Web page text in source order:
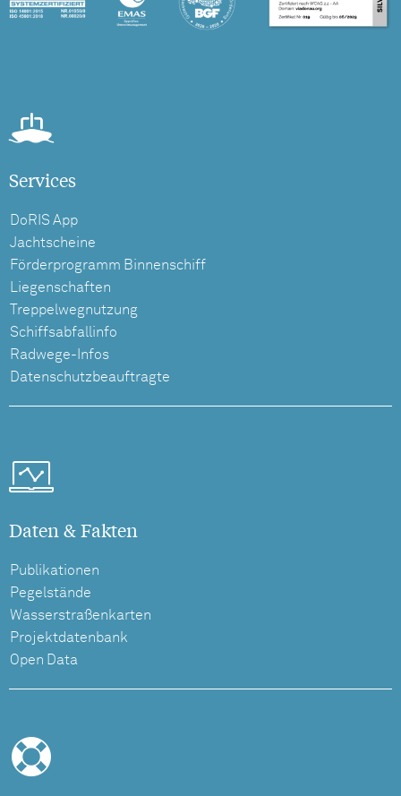
Services
DoRIS App
Jachtscheine
Förderprogramm Binnenschiff
Liegenschaften
Treppelwegnutzung
Schiffsabfallinfo
Radwege-Infos
Datenschutzbeauftragte
Daten & Fakten
Publikationen
Pegelstände
Wasserstraßenkarten
Projektdatenbank
Open Data